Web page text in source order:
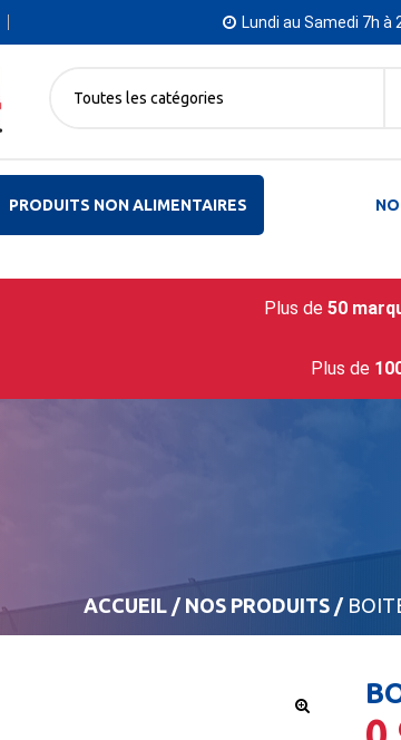
Lundi au Samedi 7h à
Toutes les catégories
PRODUITS NON ALIMENTAIRES
Plus de 50
Plus de
ACCUEIL/ NOS PRODUITS/